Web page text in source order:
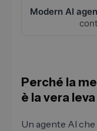
Perché la
è la vera leva
Un agente AI